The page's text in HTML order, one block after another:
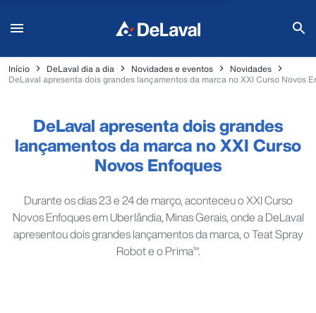
Início DeLaval dia a dia Novidades e eventos
Novidades
DeLaval apresenta dois grandes lançamentos da marca no XXI Curso Novos
DeLaval apresenta dois grandes
lançamentos da marca no XXI Curso
Novos Enfoques
Durante os dias 23 e 24 de março, aconteceu o XXI Curso
Novos Enfoques em Uberlândia, Minas Gerais, onde a DeLaval
apresentou dois grandes lançamentos da marca, o Teat Spray
Robot e o Prima™.